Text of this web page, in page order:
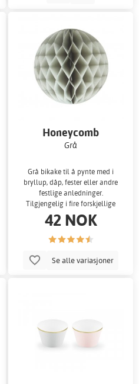
Honeycomb
Grå
Grå bikake til å pynte med i
bryllup, dåp, fester eller andre
festlige anledninger.
Tilgjengelig i fire forskjellige
størrelser
42 NOK
Se alle variasjoner